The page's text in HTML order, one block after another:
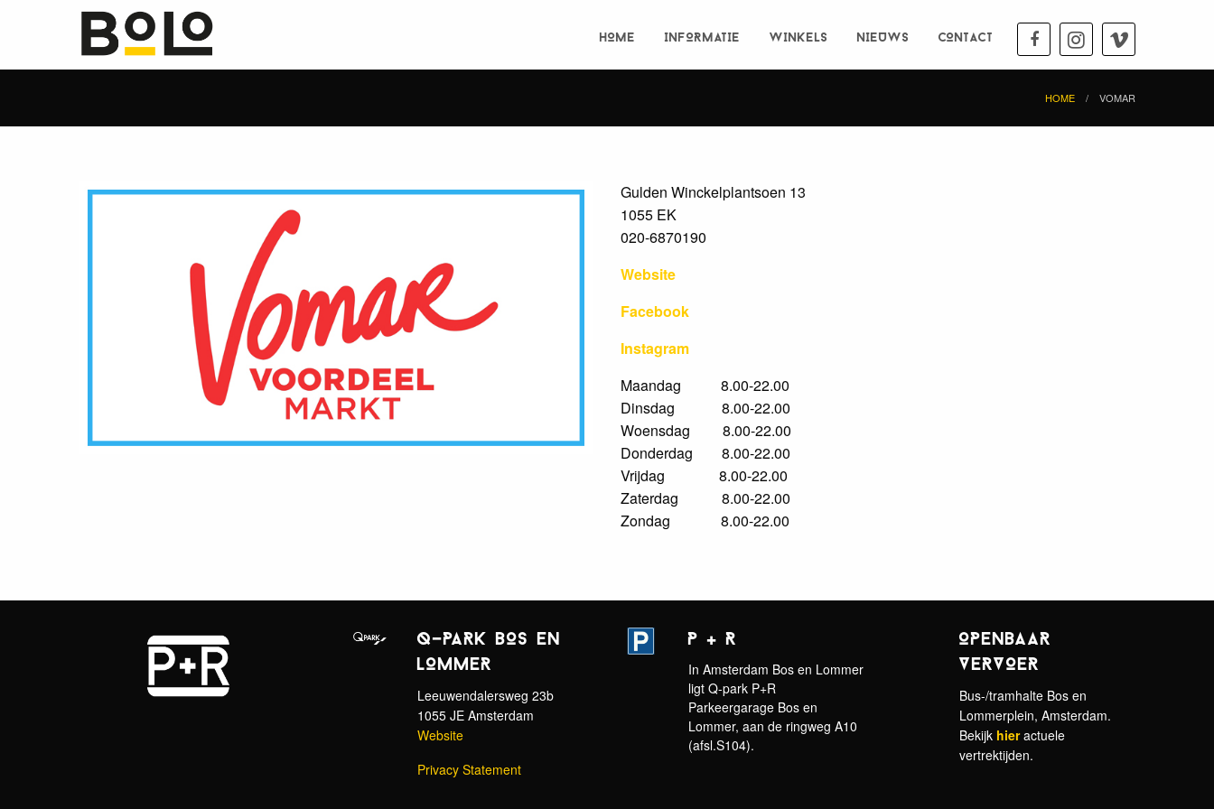
HOME INFORMATIE WINKELS NIEUWS CONTACT
HOME VOMAR
Gulden Winckelplantsoen 13
1055 EK
020-6870190
Website
Facebook
Instagram
Maandag 8.00-22.00
Dinsdag 8.00-22.00
Woensdag 8.00-22.00
Donderdag 8.00-22.00
Vrijdag 8.00-22.00
Zaterdag 8.00-22.00
Zondag 8.00-22.00
Q-PARK BOS EN
LOMMER
Leeuwendalersweg 23b
1055 JE Amsterdam
Website
Privacy Statement
P + R
In Amsterdam Bos en Lommer
ligt Q-park P+R
Parkeergarage Bos en
Lommer, aan de ringweg A10
(afsl.S104).
OPENBAAR
VERVOER
Bus-/tramhalte Bos en
Lommerplein, Amsterdam.
Bekijk hieractuele
vertrektijden.